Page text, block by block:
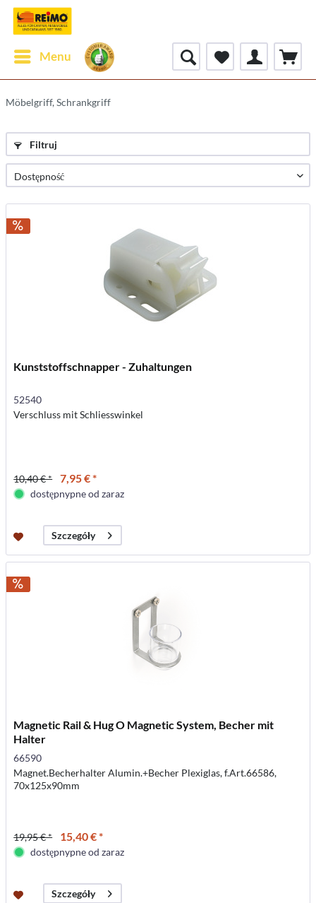
Menu
Möbelgriff, Schrankgriff
Filtruj
Kunststoffschnapper - Zuhaltungen
52540
Verschluss mit Schliesswinkel
10,40 € * 7,95 € *
dostępnypne od zaraz
Szczegóły
Magnetic Rail & Hug O Magnetic System, Becher mit
Halter
66590
Magnet.Becherhalter Alumin.+Becher Plexiglas, f.Art.66586,
70x125x90mm
19,95 € * 15,40 € *
dostępnypne od zaraz
Szczegóły